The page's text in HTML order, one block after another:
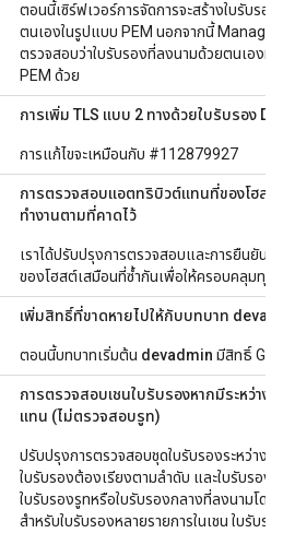
ตอนนี้เซิร์ฟเวอร์การจัดการจะสร้างใบรับรอ
ตนเองในรูปแบบ PEM นอกจากนี้
ตรวจสอบว่าใบรับรองที่ลงนามด้วยตนเองที่
PEM ด้วย
การเพิ่ม TLS แบบ 2 ทางด้วยใบรับรอง
การแก้ไขจะเหมือนกับ #112879927
การตรวจสอบแอตทริบิวต์แทนที่ของโฮสต์
ทำงานตามที่คาดไว้
เราได้ปรับปรุงการตรวจสอบและการยืนยัน
ของโฮสต์เสมือนที่ซ้ำกันเพื่อให้ครอบคลุมทุก
เพิ่มสิทธิ์ที่ขาดหายไปให้กับบทบาท
ตอนนี้บทบาทเริ่มต้น devadmin มีสิทธิ์
การตรวจสอบเชนใบรับรองหากมีระหว่างก
แทน (ไม่ตรวจสอบรูท)
ปรับปรุงการตรวจสอบชุดใบรับรองระหว่างก
ใบรับรองต้องเรียงตามลําดับ และใบรับรอง
ใบรับรองรูทหรือใบรับรองกลางที่ลงนามโดย
สำหรับใบรับรองหลายรายการในเชน ใบรับร